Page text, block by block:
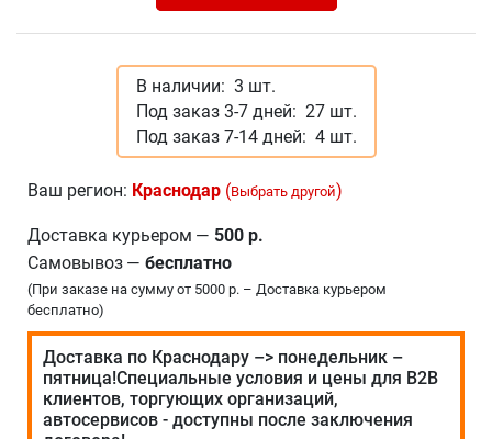
В наличии: 3 шт.
Под заказ 3-7 дней: 27 шт.
Под заказ 7-14 дней: 4 шт.
Ваш регион: Краснодар (Выбрать другой)
Доставка курьером — 500 р.
Самовывоз — бесплатно
(При заказе на сумму от 5000 р. – Доставка курьером
бесплатно)
Доставка по Краснодару –> понедельник –
пятница!Специальные условия и цены для В2В
клиентов, торгующих организаций,
автосервисов - доступны после заключения